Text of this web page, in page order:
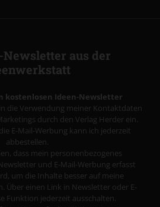
Newsletter aus der
kostenlosen Ideen-Newsletter
die Verwendung meiner Kontaktdaten
durch den Verlag Herder ein.
E-Mail-Werbung kann ich jederzeit
abbestellen.
dass mein personenbezogenes
und E-Mail-Werbung erfasst
um die Inhalte besser auf meine
Über einen Link in Newsletter oder E-
Funktion jederzeit ausschalten.